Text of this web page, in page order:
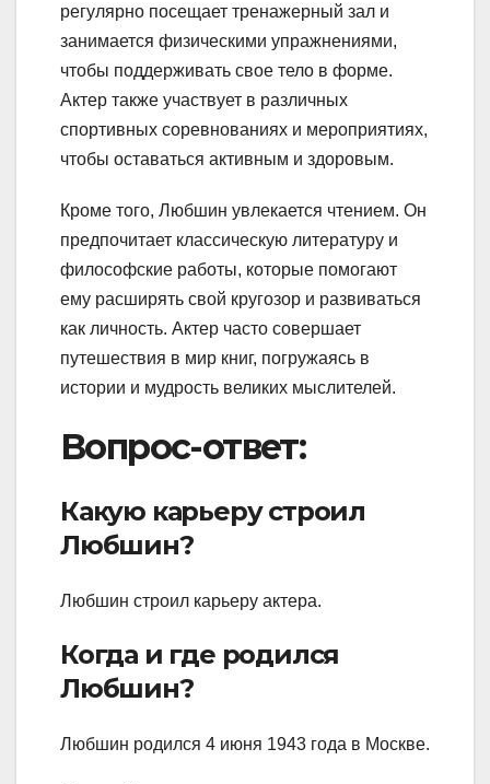
регулярно посещает тренажерный зал и
занимается физическими упражнениями,
чтобы поддерживать свое тело в форме.
Актер также участвует в различных
спортивных соревнованиях и мероприятиях,
чтобы оставаться активным и здоровым.
Кроме того, Любшин увлекается чтением. Он
предпочитает классическую литературу и
философские работы, которые помогают
ему расширять свой кругозор и развиваться
как личность. Актер часто совершает
путешествия в мир книг, погружаясь в
истории и мудрость великих мыслителей.
Вопрос-ответ:
Какую карьеру строил
Любшин?
Любшин строил карьеру актера.
Когда и где родился
Любшин?
Любшин родился 4 июня 1943 года в Москве.